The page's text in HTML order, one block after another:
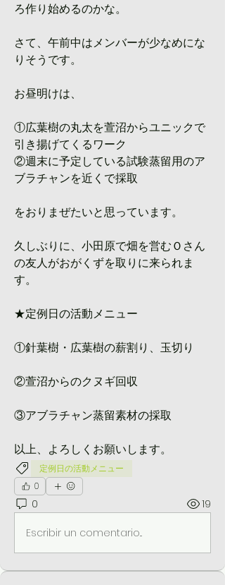
ろ作り始めるのかな。
さて、午前中はメンバーが少なめにな
りそうです。
お昼明けは、
①広葉樹の丸太を萱沼からユニックで
引き揚げてくるワーク
②週末に予定している試験蒸留用のア
ブラチャンを近くで採取
をおりまぜたいと思っています。
久しぶりに、小田原で畑を営むＯさん
の友人がおがくずを取りに来られま
す。
★定例日の活動メニュー
①針葉樹・広葉樹の薪割り、玉切り
②萱沼からのクヌギ回収
③アブラチャン蒸留素材の採取
以上、よろしくお願いします。
定例日の活動メニュー
0
0 19
Escribir un comentario...